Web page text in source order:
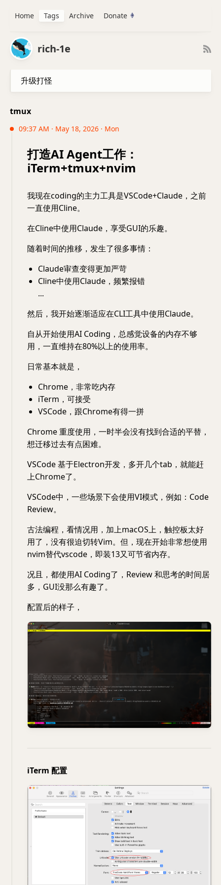
rich-1e
升级打怪
tmux
09:37 AM · May 18, 2026 · Mon
打造AI Agent工作：
iTerm+tmux+nvim
我现在coding的主力工具是VSCode+Claude，之前
一直使用Cline。
在Cline中使用Claude，享受GUI的乐趣。
随着时间的推移，发生了很多事情：
Claude审查变得更加严苛
Cline中使用Claude，频繁报错
...
然后，我开始逐渐适应在CLI工具中使用Claude。
自从开始使用AI Coding，总感觉设备的内存不够
用，一直维持在80%以上的使用率。
日常基本就是，
Chrome，非常吃内存
iTerm，可接受
VSCode，跟Chrome有得一拼
Chrome 重度使用，一时半会没有找到合适的平替，
想迁移过去有点困难。
VSCode 基于Electron开发，多开几个tab，就能赶
上Chrome了。
VSCode中，一些场景下会使用VI模式，例如：Code
Review。
古法编程，看情况用，加上macOS上，触控板太好
用了，没有很迫切转Vim。但，现在开始非常想使用
nvim替代vscode，即装13又可节省内存。
况且，都使用AI Coding了，Review 和思考的时间居
多，GUI没那么有趣了。
配置后的样子，
iTerm 配置
Home Tags Archive Donate